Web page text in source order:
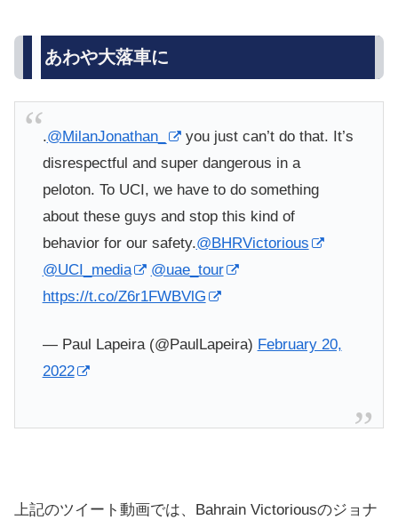
あわや大落車に
.@MilanJonathan_
you just can’t do that. It’s
disrespectful and super dangerous in a
peloton. To UCI, we have to do something
about these guys and stop this kind of
behavior for our safety.@BHRVictorious
@UCI_media
@uae_tour
https://t.co/Z6r1FWBVlG
— Paul Lapeira (@PaulLapeira) February 20,
2022
上記のツイート動画では、Bahrain Victoriousのジョナ